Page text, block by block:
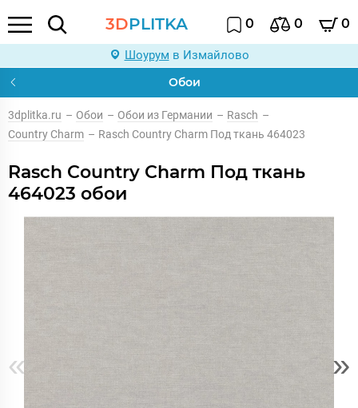
3DPLITKA 0 0 0
Шоурум в Измайлово
Обои
3dplitka.ru – Обои – Обои из Германии – Rasch –
Country Charm – Rasch Country Charm Под ткань 464023
Rasch Country Charm Под ткань
464023 обои
« »